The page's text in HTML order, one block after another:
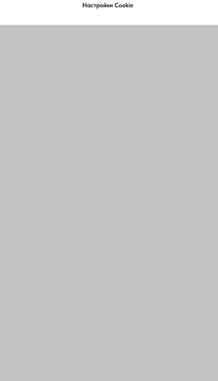
ЗАПИСАТЬСЯ ОНЛАЙН
Настройки Cookie